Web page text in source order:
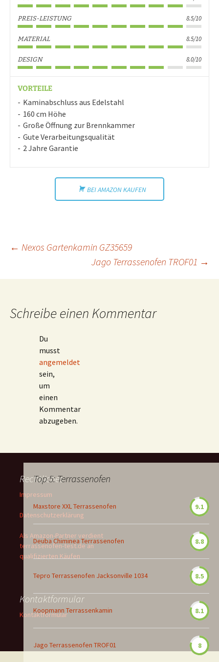
PREIS-LEISTUNG 8.5/10
MATERIAL 8.5/10
DESIGN 8.0/10
VORTEILE
Kaminabschluss aus Edelstahl
160 cm Höhe
Große Öffnung zur Brennkammer
Gute Verarbeitungsqualität
2 Jahre Garantie
BEI AMAZON KAUFEN
Beitragsnavigation
← Nexos Gartenkamin GZ35659
Jago Terrassenofen TROF01 →
Schreibe einen Kommentar
Du
musst
angemeldet
sein,
um
einen
Kommentar
abzugeben.
Top 5: Terrassenofen
Maxstore XXL Terrassenofen 9.1
Deuba Chiminea Terrassenofen 8.8
Tepro Terrassenofen Jacksonville 1034 8.5
Koopmann Terrassenkamin 8.1
Jago Terrassenofen TROF01 8
Rechtliches
Impressum
Datenschutzerklärung
Als Amazon-Partner verdient
terrassenofen-test.de an
qualifizierten Käufen
Kontaktformular
Kontaktformular